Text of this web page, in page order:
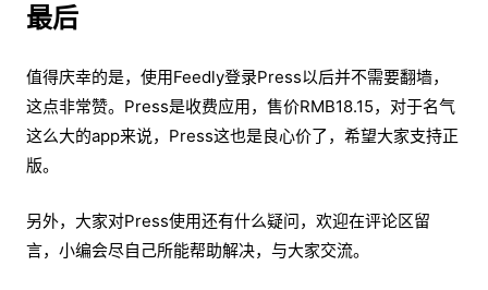
最后
值得庆幸的是，使用Feedly登录Press以后并不需要翻墙，
这点非常赞。Press是收费应用，售价RMB18.15，对于名气
这么大的app来说，Press这也是良心价了，希望大家支持正
版。
另外，大家对Press使用还有什么疑问，欢迎在评论区留
言，小编会尽自己所能帮助解决，与大家交流。